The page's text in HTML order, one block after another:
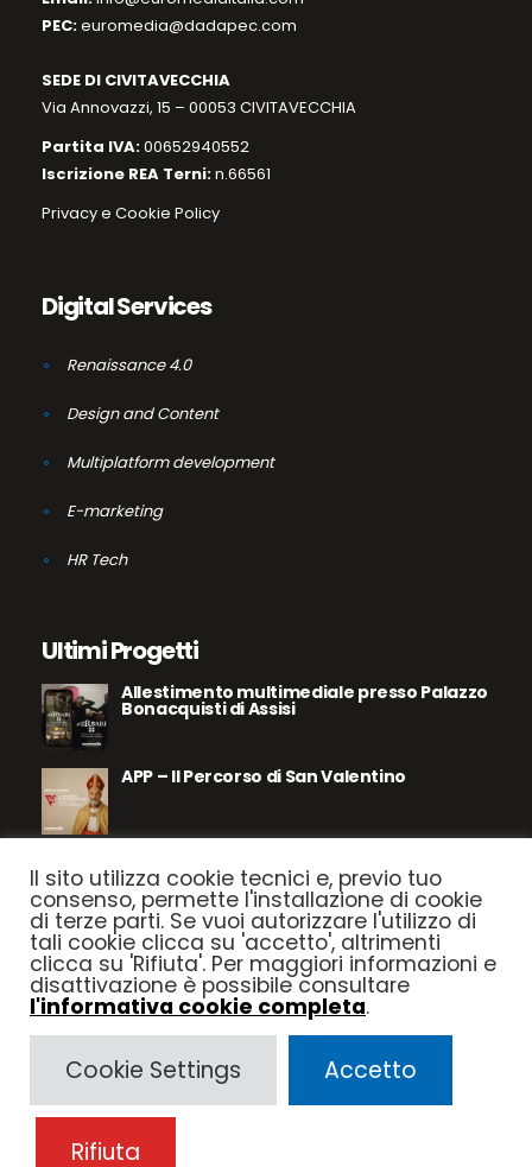
PEC:euromedia@dadapec.com
SEDE DI CIVITAVECCHIA
Via Annovazzi, 15 – 00053 CIVITAVECCHIA
Partita IVA:00652940552
Iscrizione REA Terni:n.66561
Privacy e Cookie Policy
Digital Services
Renaissance 4.0
Design and Content
Multiplatform development
E-marketing
HR Tech
Ultimi Progetti
Allestimento multimediale presso Palazzo
Bonacquisti di Assisi
APP – Il Percorso di San Valentino
Parco le Dune del Mediterraneo
Seguici su
Il sito utilizza cookie tecnici e, previo tuo
consenso, permette l'installazione di cookie
di terze parti. Se vuoi autorizzare l'utilizzo di
tali cookie clicca su 'accetto', altrimenti
clicca su 'Rifiuta'. Per maggiori informazioni e
disattivazione è possibile consultare
l'informativa cookie completa.
Cookie Settings Accetto
Rifiuta